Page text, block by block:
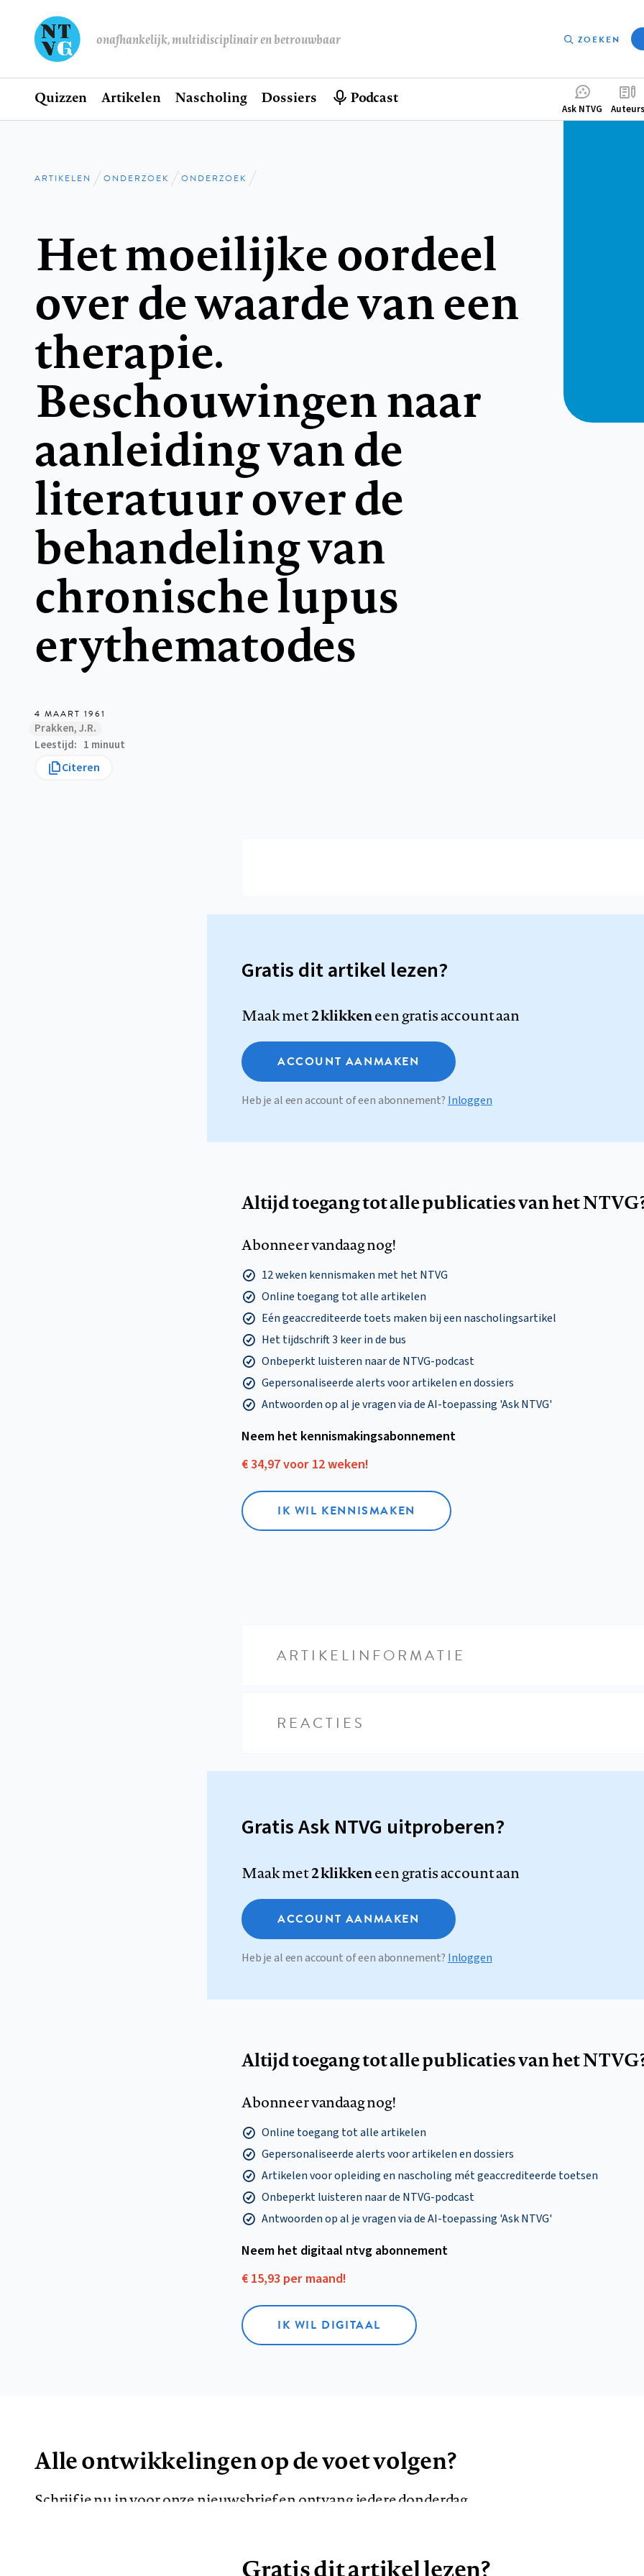
onafhankelijk, multidisciplinair en betrouwbaar ZOEKEN
Hoofdnavigatie
Home
Quizzen Artikelen Nascholing Dossiers Podcast
Ask NTVG Auteurs
Kruimelpad
ARTIKELEN ONDERZOEK ONDERZOEK
Het moeilijke oordeel
over de waarde van een
therapie.
Beschouwingen naar
aanleiding van de
literatuur over de
behandeling van
chronische lupus
erythematodes
4 MAART 1961
Prakken, J.R.
Leestijd
1 minuut
Citeren
Gratis dit artikel lezen?
Maak met2 klikkeneen gratis account aan
ACCOUNT AANMAKEN
Heb je al een account of een abonnement? Inloggen
Altijd toegang tot alle publicaties van het
Abonneer vandaag nog!
12 weken kennismaken met het NTVG
Online toegang tot alle artikelen
Eén geaccrediteerde toets maken bij een nascholingsartikel
Het tijdschrift 3 keer in de bus
Onbeperkt luisteren naar de NTVG-podcast
Gepersonaliseerde alerts voor artikelen en dossiers
Antwoorden op al je vragen via de AI-toepassing 'Ask NTVG'
Neem het kennismakings­abonnement
€ 34,97 voor 12 weken!
IK WIL KENNISMAKEN
ARTIKELINFORMATIE
REACTIES
Gratis Ask NTVG uitproberen?
Maak met2 klikkeneen gratis account aan
ACCOUNT AANMAKEN
Heb je al een account of een abonnement? Inloggen
Altijd toegang tot alle publicaties van het
Abonneer vandaag nog!
Online toegang tot alle artikelen
Gepersonaliseerde alerts voor artikelen en dossiers
Artikelen voor opleiding en nascholing mét geaccrediteerde toetsen
Onbeperkt luisteren naar de NTVG-podcast
Antwoorden op al je vragen via de AI-toepassing 'Ask NTVG'
Neem het digitaal ntvg abonnement
€ 15,93 per maand!
IK WIL DIGITAAL
Alle ontwikkelingen op de voet volgen?
Schrijf je nu in voor onze nieuwsbrief en ontvang iedere donderdag
Gratis dit artikel lezen?